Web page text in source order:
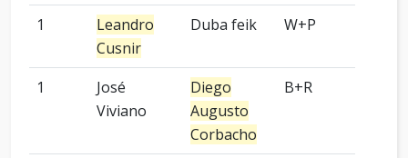
1
Leandro
Cusnir
Duba feik W+P
1
José
Viviano
Diego
Augusto
Corbacho
B+R